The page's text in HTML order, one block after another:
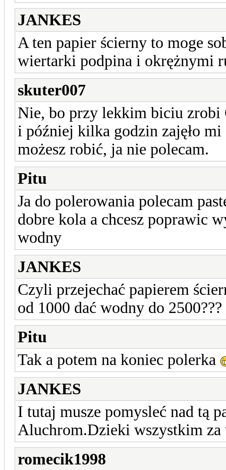
JANKES
A ten papier ścierny to moge
wiertarki podpina i okrężnymi
skuter007
Nie, bo przy lekkim biciu zrobi
i później kilka godzin zajęło
możesz robić, ja nie polecam.
Pitu
Ja do polerowania polecam
dobre kola a chcesz poprawic
wodny
JANKES
Czyli przejechać papierem
od 1000 dać wodny do 2500???
Pitu
Tak a potem na koniec polerka
JANKES
I tutaj musze pomysleć nad tą
Aluchrom.Dzieki wszystkim za
romecik1998